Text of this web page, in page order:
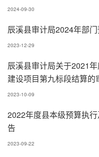
2024-09-30
辰溪县审计局2024年部
2023-12-29
辰溪县审计局关于2021
建设项目第九标段结算的
2023-10-09
2022年度县本级预算执
告
2023-09-22